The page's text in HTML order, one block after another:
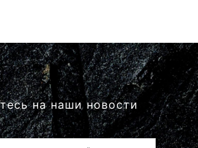
на наши новости